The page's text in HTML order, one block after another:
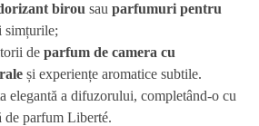
birou sau parfumuri pentru
simțurile;
de parfum de camera cu
și experiențe aromatice subtile.
elegantă a difuzorului, completând-o cu
de parfum Liberté.